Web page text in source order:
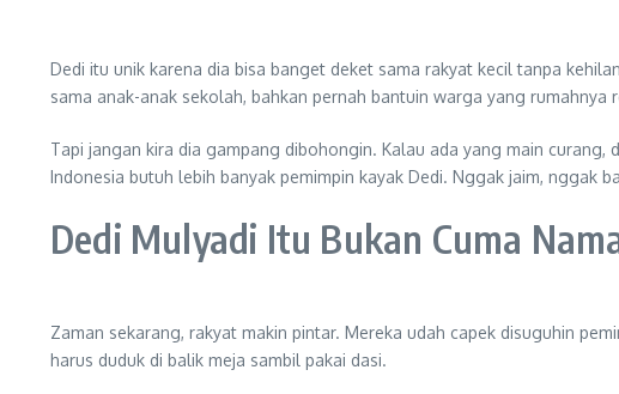
Dedi itu unik karena dia bisa banget deket sama rakyat kecil tanpa
sama anak-anak sekolah, bahkan pernah bantuin warga yang rumahnya
Tapi jangan kira dia gampang dibohongin. Kalau ada yang main
Indonesia butuh lebih banyak pemimpin kayak Dedi. Nggak jaim, nggak
Dedi Mulyadi Itu Bukan Cuma
Zaman sekarang, rakyat makin pintar. Mereka udah capek disuguhin
harus duduk di balik meja sambil pakai dasi.